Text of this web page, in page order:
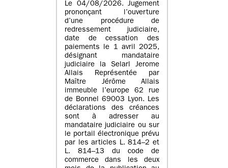
Le 04/08/2026. Jugement
prononçant l’ouverture
d’une procédure de
redressement judiciaire,
date de cessation des
paiements le 1 avril 2025,
désignant mandataire
judiciaire la Selarl Jerome
Allais Représentée par
Maître Jérôme Allais
immeuble l’europe 62 rue
de Bonnel 69003 Lyon. Les
déclarations des créances
sont à adresser au
mandataire judiciaire ou sur
le portail électronique prévu
par les articles L. 814–2 et
L. 814–13 du code de
commerce dans les deux